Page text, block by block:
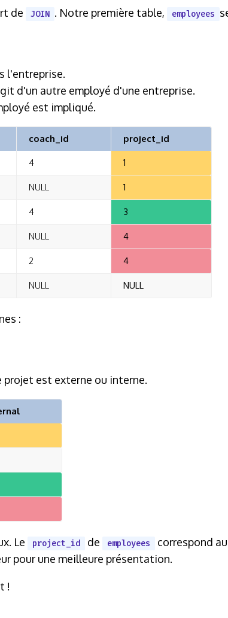
de JOIN . Notre première table, employees
l'entreprise.
d'un autre employé d'une entreprise.
est impliqué.
coach_id project_id
4 1
NULL 1
4 3
NULL 4
2 4
NULL NULL
:
projet est externe ou interne.
Le project_id de employees correspond au
pour une meilleure présentation.
!